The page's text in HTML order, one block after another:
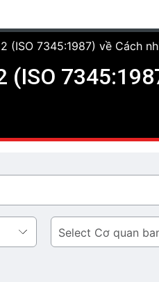
(ISO 7345:1987) về Cách
Cơ
quan